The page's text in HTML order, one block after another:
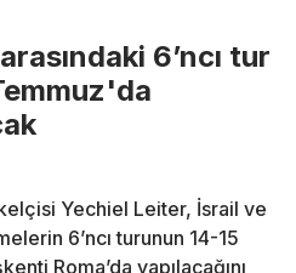
6’ncı tur
Yechiel Leiter, İsrail ve
6’ncı turunun 14-15
Roma’da yapılacağını